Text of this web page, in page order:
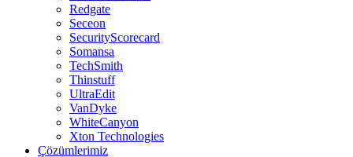
Redgate
Seceon
SecurityScorecard
Somansa
TechSmith
Thinstuff
UltraEdit
VanDyke
WhiteCanyon
Xton Technologies
Çözümlerimiz